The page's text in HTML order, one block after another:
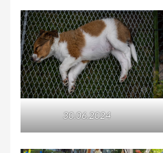
30.06.2024